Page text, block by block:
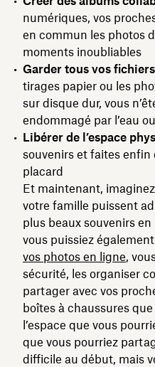
numériques, vos
en commun les photos
moments inoubliables
Garder tous vos
tirages papier ou les
sur disque dur, vous
endommagé par l’eau
Libérer de l’espace
souvenirs et faites enfin
placard
Et maintenant,
votre famille puissent
plus beaux souvenirs
vous puissiez
vos photos en ligne,
sécurité, les organiser
partager avec vos
boîtes à chaussures
l’espace que vous
que vous pourriez
difficile au début, mais